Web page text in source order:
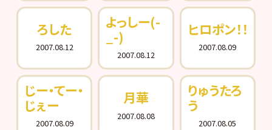
ろした
2007.08.12
よっしー(-
_-)
2007.08.12
ヒロポン！！
2007.08.09
じー・てー・
じぇー
2007.08.09
月華
2007.08.08
りゅうたろ
う
2007.08.05